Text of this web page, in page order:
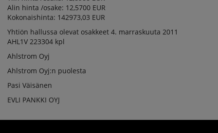
Alin hinta /osake: 12,5700 EUR
Kokonaishinta: 142973,03 EUR
Yhtiön hallussa olevat osakkeet 4. marraskuuta 2011
AHL1V 223304 kpl
Ahlstrom Oyj
Ahlstrom Oyj:n puolesta
Pasi Väisänen
EVLI PANKKI OYJ